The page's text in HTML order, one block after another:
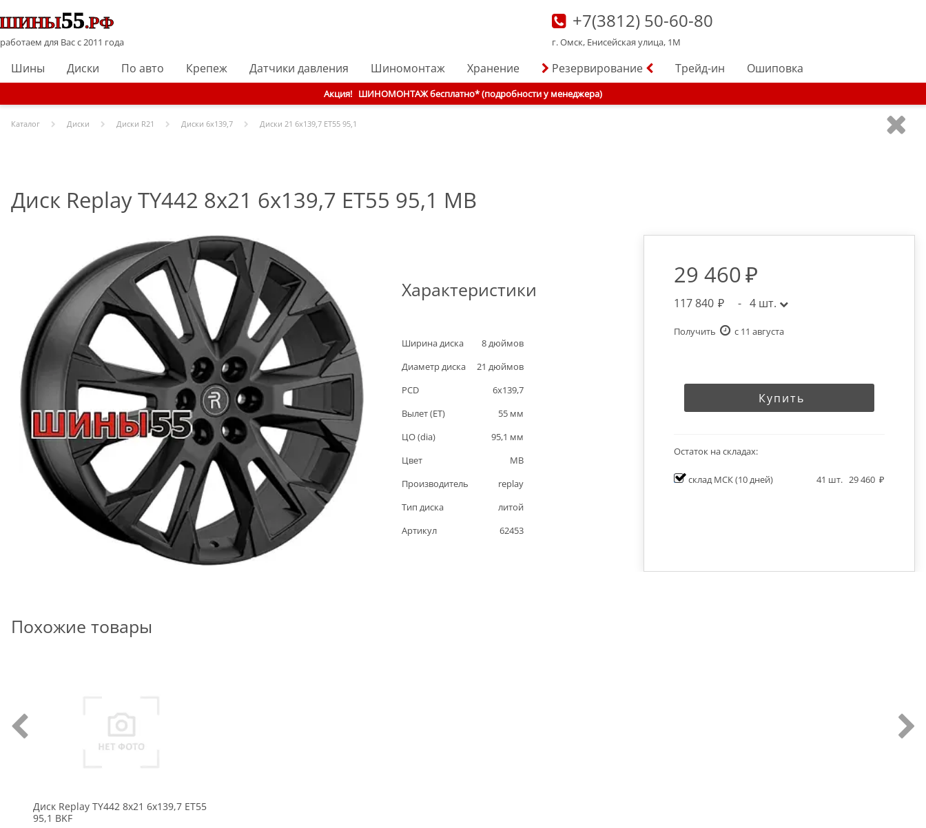
работаем для Вас с 2011 года
+7(3812) 50-60-80
г. Омск, Енисейская улица, 1М
Шины Диски По авто Крепеж Датчики давления Шиномонтаж Хранение Резервирование Трейд-ин Ошиповка
Акция! ШИНОМОНТАЖ бесплатно* (подробности у менеджера)
Каталог Диски Диски R21 Диски 6x139,7 Диски 21 6x139,7 ET55 95,1
Диск Replay TY442 8x21 6x139,7 ET55 95,1 MB
Характеристики
Ширина диска 8дюймов
Диаметр диска
21 дюймов
PCD
6x139,7
Вылет (ET)
55 мм
ЦО (dia)
95,1 мм
Цвет
MB
Производитель
replay
Тип диска
литой
Артикул
62453
29 460
117 840 - 4 шт.
Получить c 11 августа
Купить
Остаток на складах:
склад МСК(10 дней) 41 шт. 29 460
Похожие товары
Диск Replay TY442 8x21 6x139,7 ET55
95,1 BKF